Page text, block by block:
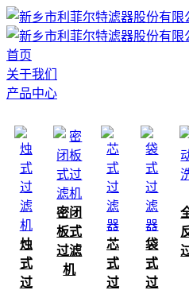
首页
关于我们
产品中心
烛
式
过
密闭
板式
过滤
机
芯
式
过
袋
式
过